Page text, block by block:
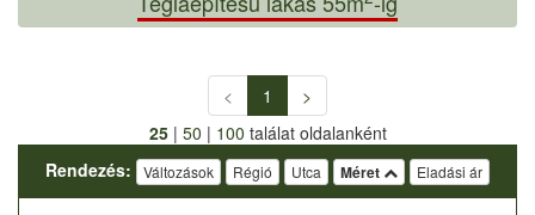
< 1
>
25| 50 | 100 találat oldalanként
Rendezés:
Változások Régió Utca Méret Eladási ár